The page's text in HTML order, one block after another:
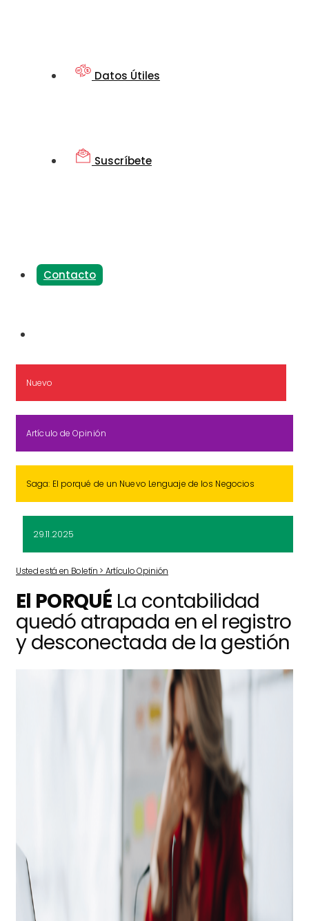
Datos Útiles
Suscríbete
Contacto
Nuevo
Artículo de Opinión
Saga: El porqué de un Nuevo Lenguaje de los Negocios
29.11.2025
Usted está en Boletín > Artículo Opinión
El PORQUÉ La contabilidad
quedó atrapada en el registro
y desconectada de la gestión